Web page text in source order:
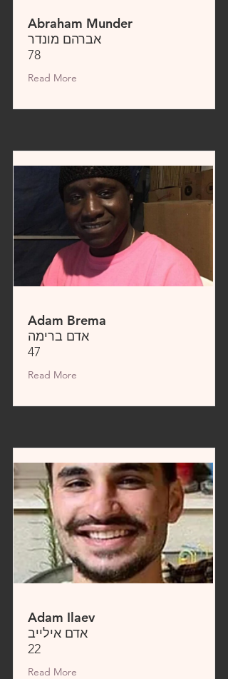
Abraham Munder
אברהם מונדר
78
Read More
Adam Brema
אדם ברימה
47
Read More
Adam Ilaev
אדם אילייב
22
Read More